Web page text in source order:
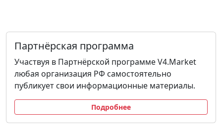
Партнёрская программа
Участвуя в Партнёрской программе V4.Market
любая организация РФ самостоятельно
публикует свои информационные материалы.
Подробнее